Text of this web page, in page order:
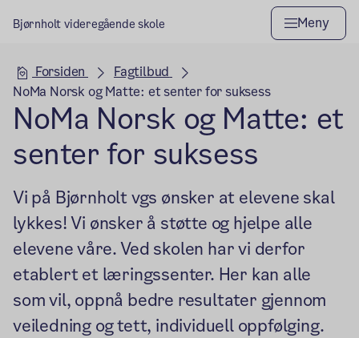
Bjørnholt videregående skole Meny
Hovedseksjon
Forsiden
Fagtilbud
NoMa Norsk og Matte: et senter for suksess
NoMa Norsk og Matte: et
senter for suksess
Vi på Bjørnholt vgs ønsker at elevene skal
lykkes! Vi ønsker å støtte og hjelpe alle
elevene våre. Ved skolen har vi derfor
etablert et læringssenter. Her kan alle
som vil, oppnå bedre resultater gjennom
veiledning og tett, individuell oppfølging.